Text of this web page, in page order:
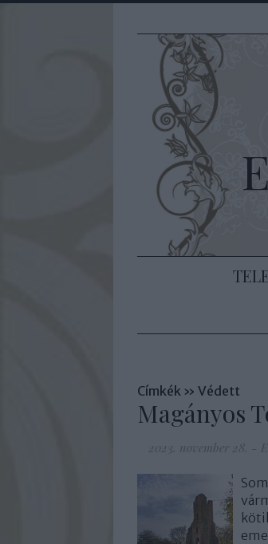
Címkék » Védett
Magányos
2023. november 28.